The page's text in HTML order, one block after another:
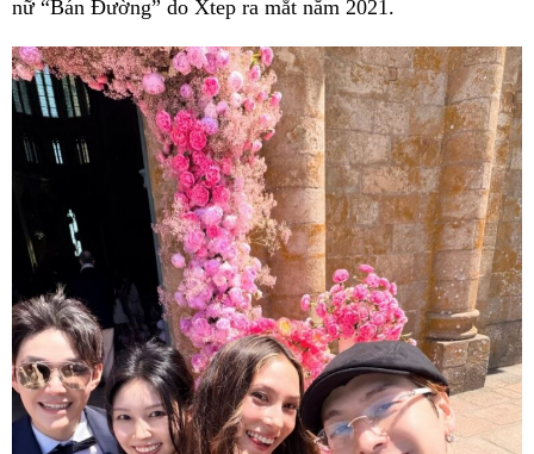
nữ “Bán Đường” do Xtep ra mắt năm 2021.